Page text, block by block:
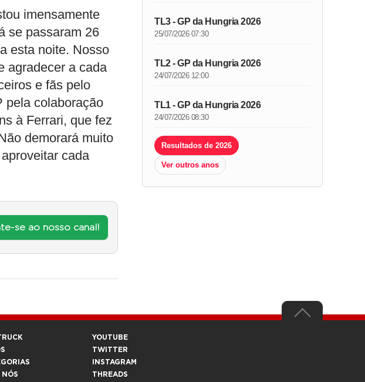
imensamente
se passaram 26
esta noite. Nosso
agradecer a cada
e fãs pelo
pela colaboração
à Ferrari, que fez
demorará muito
cada
se ao nosso canal!
TL3 - GP da Hungria 2026
25/07/2026 07:30
TL2 - GP da Hungria 2026
24/07/2026 12:00
TL1 - GP da Hungria 2026
24/07/2026 08:30
Resultados de 2026
Ver outros anos
NÓS
YOUTUBE
TWITTER
INSTAGRAM
THREADS